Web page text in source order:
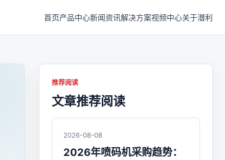
首页产品中心新闻资讯解决方案视频中心关于潜利
推荐阅读
文章推荐阅读
2026-08-08
2026年喷码机采购趋势：